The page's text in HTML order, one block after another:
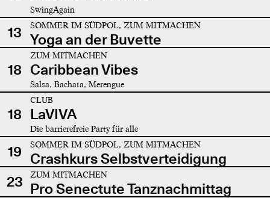
SwingAgain
13 SOMMER IM SÜDPOL, ZUM MITMACHEN
Yoga an der Buvette
18
ZUM MITMACHEN
Caribbean Vibes
Salsa, Bachata, Merengue
18
CLUB
LaVIVA
Die barrierefreie Party für alle
19 SOMMER IM SÜDPOL, ZUM MITMACHEN
Crashkurs Selbstverteidigung
23
ZUM MITMACHEN
Pro Senectute Tanznachmittag